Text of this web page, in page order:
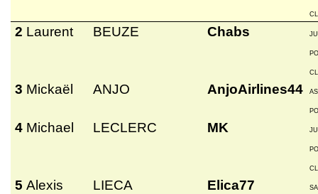
2 Laurent BEUZE Chabs
3 Mickaël ANJO AnjoAirlines44
4 Michael LECLERC MK
5 Alexis LIECA Elica77